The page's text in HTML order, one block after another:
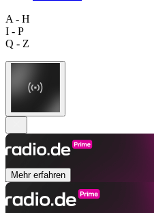
A - H
I - P
Q - Z
Mehr erfahren